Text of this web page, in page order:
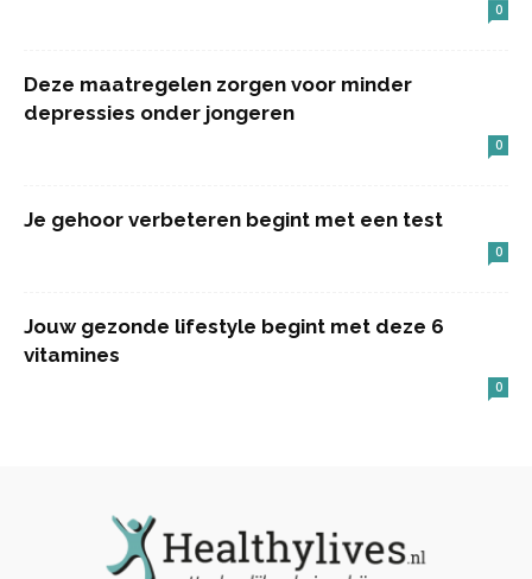
0
Deze maatregelen zorgen voor minder
depressies onder jongeren
0
Je gehoor verbeteren begint met een test
0
Jouw gezonde lifestyle begint met deze 6
vitamines
0